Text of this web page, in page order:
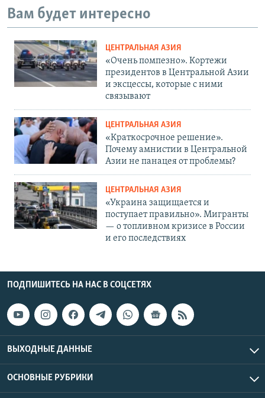
Вам будет интересно
ЦЕНТРАЛЬНАЯ АЗИЯ
«Очень помпезно». Кортежи
президентов в Центральной Азии
и эксцессы, которые с ними
связывают
ЦЕНТРАЛЬНАЯ АЗИЯ
«Краткосрочное решение».
Почему амнистии в Центральной
Азии не панацея от проблемы?
ЦЕНТРАЛЬНАЯ АЗИЯ
«Украина защищается и
поступает правильно». Мигранты
— о топливном кризисе в России
и его последствиях
ПОДПИШИТЕСЬ НА НАС В СОЦСЕТЯХ
ВЫХОДНЫЕ ДАННЫЕ
ОСНОВНЫЕ РУБРИКИ